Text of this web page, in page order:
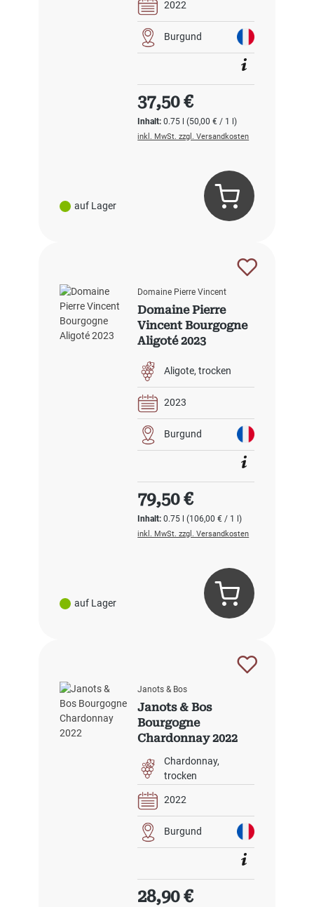
auf Lager
2022
Burgund
Inhalt:0.75 l(50,00 € / 1 l)
Regulärer Preis:
37,50 €
inkl. MwSt. zzgl. Versandkosten
auf Lager
Domaine Pierre Vincent
Domaine Pierre
Vincent Bourgogne
Aligoté 2023
Aligote trocken
2023
Burgund
Inhalt:0.75 l(106,00 € / 1 l)
Regulärer Preis:
79,50 €
inkl. MwSt. zzgl. Versandkosten
Janots & Bos
Janots & Bos
Bourgogne
Chardonnay 2022
Chardonnay
trocken
2022
Burgund
Regulärer Preis:
28,90 €